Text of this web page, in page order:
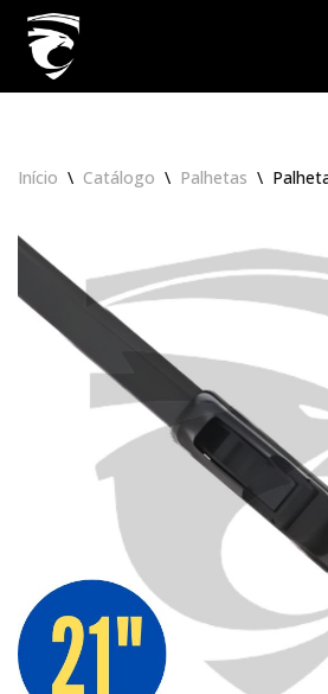
Pular
para
Início \ Catálogo \ Palhetas \